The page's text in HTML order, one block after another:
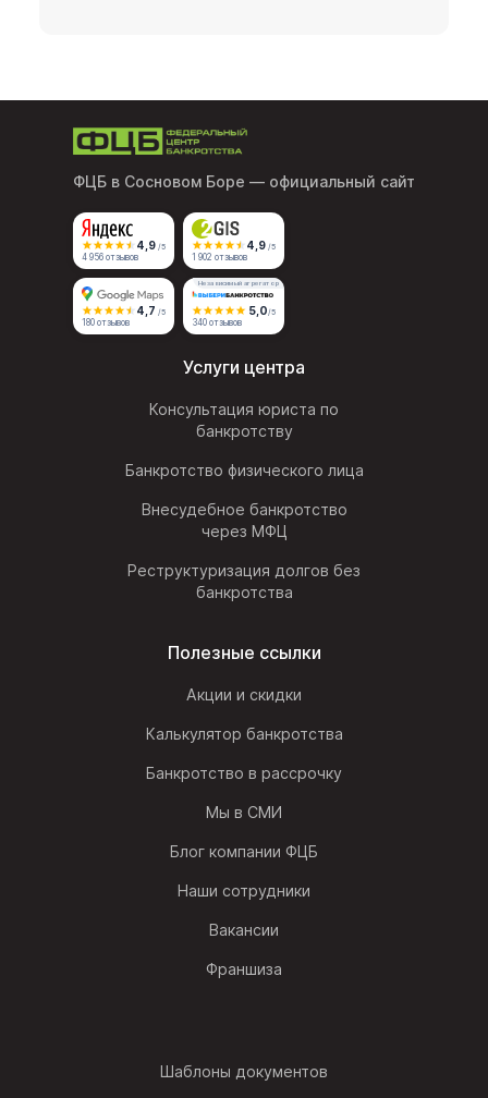
ФЦБ в Сосновом Боре — официальный сайт
4,9 /5
4 956 отзывов
4,9 /5
1 902 отзывов
4,7 /5
180 отзывов
Независимый агрегатор
5,0/5
340 отзывов
Услуги центра
Консультация юриста по
банкротству
Банкротство физического лица
Внесудебное банкротство
через МФЦ
Реструктуризация долгов без
банкротства
Полезные ссылки
Акции и скидки
Калькулятор банкротства
Банкротство в рассрочку
Мы в СМИ
Блог компании ФЦБ
Наши сотрудники
Вакансии
Франшиза
Шаблоны документов